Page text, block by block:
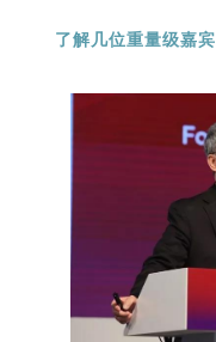
了解几位重量级嘉宾